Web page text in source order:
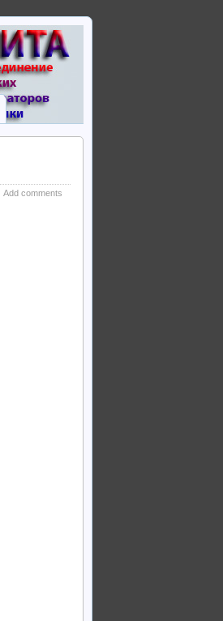
Add comments